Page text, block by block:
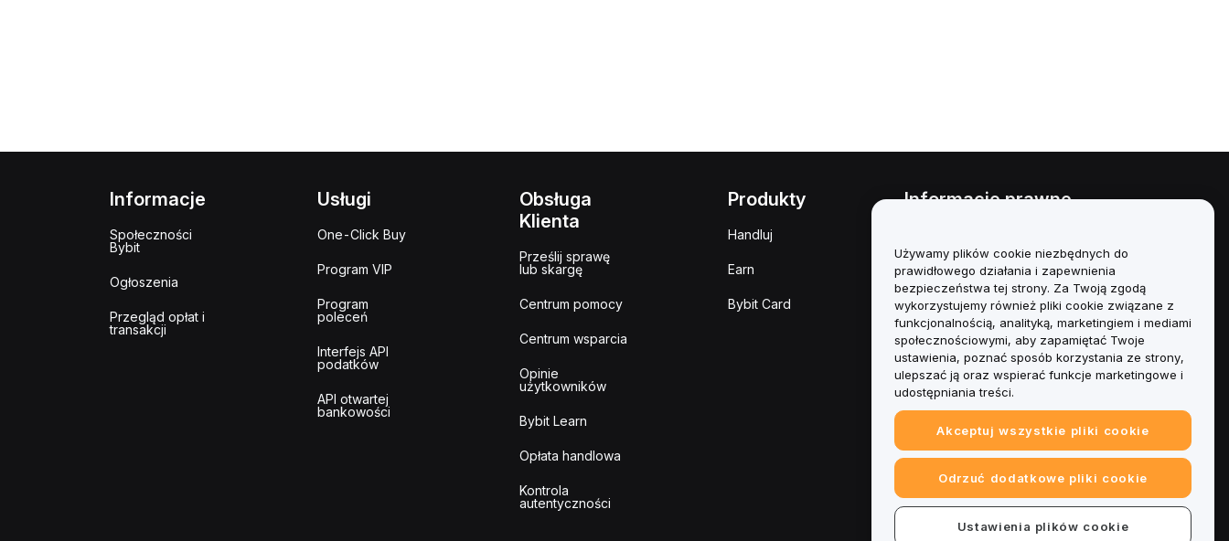
Informacje
Społeczności
Bybit
Ogłoszenia
Przegląd opłat i
transakcji
Usługi
One-Click Buy
Program VIP
Program
poleceń
Interfejs API
podatków
API otwartej
bankowości
Obsługa
Klienta
Prześlij sprawę
lub skargę
Centrum pomocy
Centrum wsparcia
Opinie
użytkowników
Bybit Learn
Opłata handlowa
Kontrola
autentyczności
Produkty
Handluj
Earn
Bybit Card
Informacje prawne
interesów
Podsumowanie polityki
powiernictwa i zarządzania
Informacje ESG
Biuletyny informacyjne
kryptoaktywów
Używamy plików cookie niezbędnych do
prawidłowego działania i zapewnienia
bezpieczeństwa tej strony. Za Twoją zgodą
wykorzystujemy również pliki cookie związane z
funkcjonalnością, analityką, marketingiem i mediami
społecznościowymi, aby zapamiętać Twoje
ustawienia, poznać sposób korzystania ze strony,
ulepszać ją oraz wspierać funkcje marketingowe i
udostępniania treści.
Akceptuj wszystkie pliki cookie
Odrzuć dodatkowe pliki cookie
Ustawienia plików cookie